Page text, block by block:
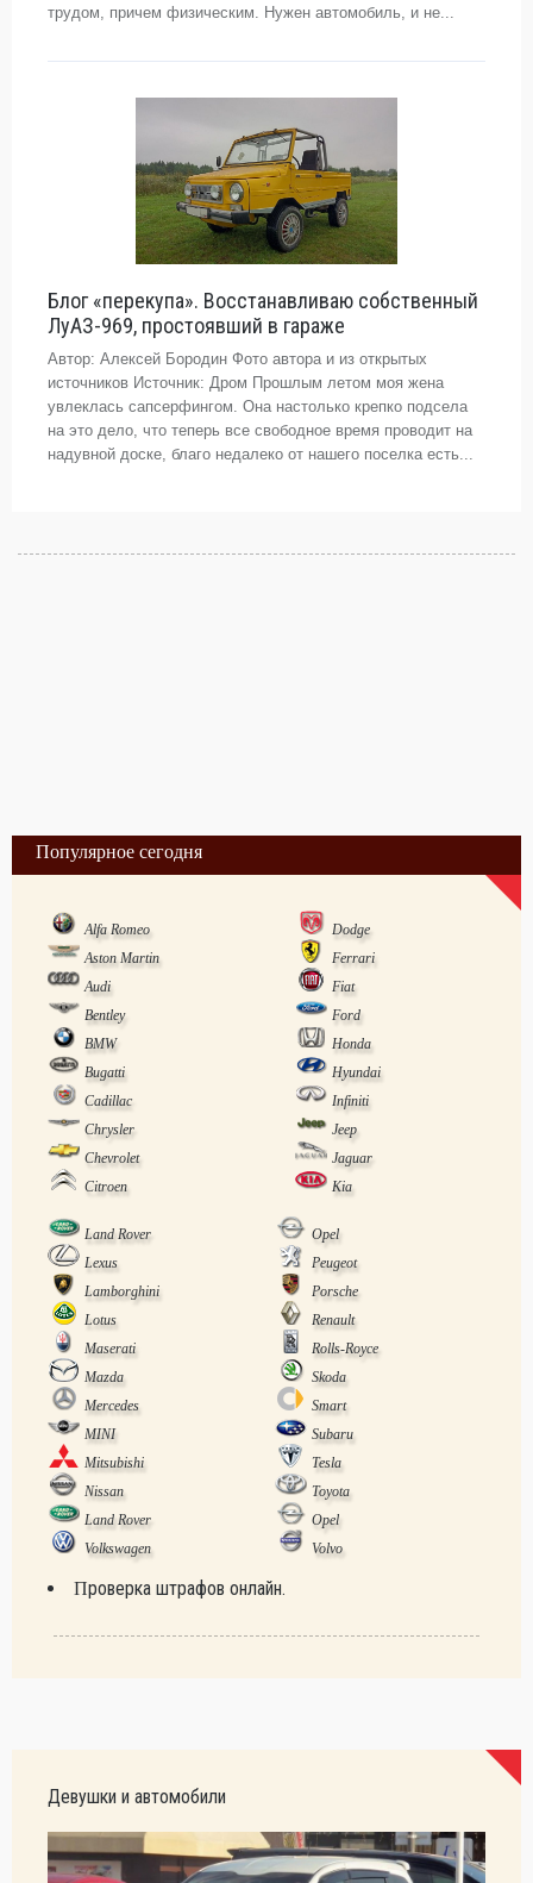
трудом, причем физическим. Нужен автомобиль, и не...
Блог «перекупа». Восстанавливаю собственный
ЛуАЗ-969, простоявший в гараже
Автор: Алексей Бородин Фото автора и из открытых
источников Источник: Дром Прошлым летом моя жена
увлеклась сапсерфингом. Она настолько крепко подсела
на это дело, что теперь все свободное время проводит на
надувной доске, благо недалеко от нашего поселка есть...
Популярное сегодня
Alfa Romeo
Dodge
Aston Martin
Ferrari
Audi
Fiat
Bentley
Ford
BMW
Honda
Bugatti
Hyundai
Cadillac
Infiniti
Chrysler
Jeep
Chevrolet
Jaguar
Citroen
Kia
Land Rover
Opel
Lexus
Peugeot
Lamborghini
Porsche
Lotus
Renault
Maserati
Rolls-Royce
Mazda
Skoda
Mercedes
Smart
MINI
Subaru
Mitsubishi
Tesla
Nissan
Toyota
Land Rover
Opel
Volkswagen
Volvo
Проверка штрафов онлайн.
Девушки и автомобили